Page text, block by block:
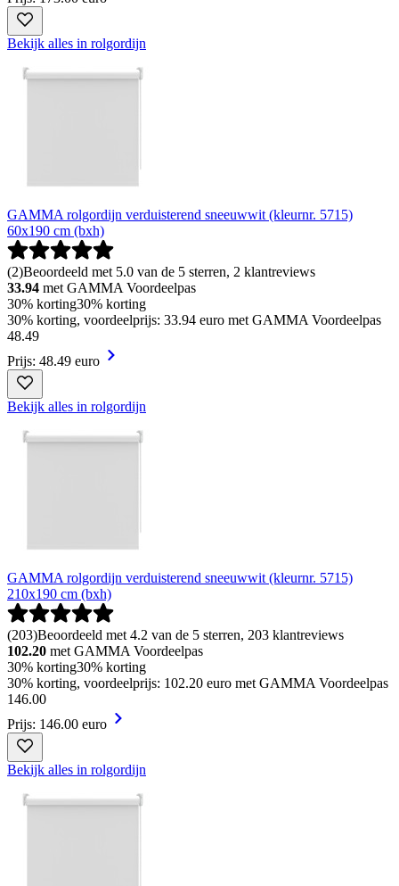
Bekijk alles in rolgordijn
GAMMA rolgordijn verduisterend sneeuwwit (kleurnr. 5715)
60x190 cm (bxh)
(2)Beoordeeld met 5.0 van de 5 sterren, 2 klantreviews
33.94 met GAMMA Voordeelpas
30% korting30% korting
30% korting, voordeelprijs: 33.94 euro met GAMMA Voordeelpas
48.49
Prijs: 48.49 euro
Bekijk alles in rolgordijn
GAMMA rolgordijn verduisterend sneeuwwit (kleurnr. 5715)
210x190 cm (bxh)
(203)Beoordeeld met 4.2 van de 5 sterren, 203 klantreviews
102.20 met GAMMA Voordeelpas
30% korting30% korting
30% korting, voordeelprijs: 102.20 euro met GAMMA Voordeelpas
146.00
Prijs: 146.00 euro
Bekijk alles in rolgordijn